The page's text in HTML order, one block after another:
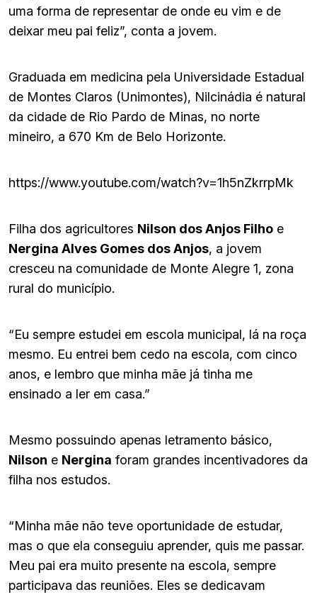
uma forma de representar de onde eu vim e de
deixar meu pai feliz”, conta a jovem.
Graduada em medicina pela Universidade Estadual
de Montes Claros (Unimontes), Nilcinádia é natural
da cidade de Rio Pardo de Minas, no norte
mineiro, a 670 Km de Belo Horizonte.
https://www.youtube.com/watch?v=1h5nZkrrpMk
Filha dos agricultores Nilson dos Anjos Filho e
Nergina Alves Gomes dos Anjos, a jovem
cresceu na comunidade de Monte Alegre 1, zona
rural do município.
“Eu sempre estudei em escola municipal, lá na roça
mesmo. Eu entrei bem cedo na escola, com cinco
anos, e lembro que minha mãe já tinha me
ensinado a ler em casa.”
Mesmo possuindo apenas letramento básico,
Nilson e Nergina foram grandes incentivadores da
filha nos estudos.
“Minha mãe não teve oportunidade de estudar,
mas o que ela conseguiu aprender, quis me passar.
Meu pai era muito presente na escola, sempre
participava das reuniões. Eles se dedicavam